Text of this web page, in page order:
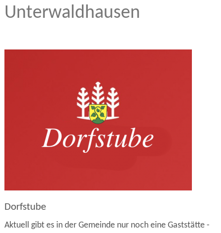
Unterwaldhausen
Dorfstube
Aktuell gibt es in der Gemeinde nur noch eine Gaststätte -